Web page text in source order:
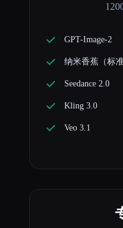
GPT-Image-2
纳米香蕉（标
Seedance 2.0
Kling 3.0
Veo 3.1